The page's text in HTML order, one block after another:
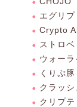
エグリプ
Crypto
ストロ
ウォー
くりぷ豚
クラッ
クリプ